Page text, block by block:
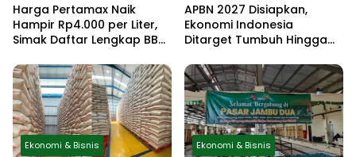
Harga Pertamax Naik
Hampir Rp4.000 per Liter,
Simak Daftar Lengkap BBM
Juni 2026
APBN 2027 Disiapkan,
Ekonomi Indonesia
Ditarget Tumbuh Hingga
Ekonomi & Bisnis Ekonomi & Bisnis